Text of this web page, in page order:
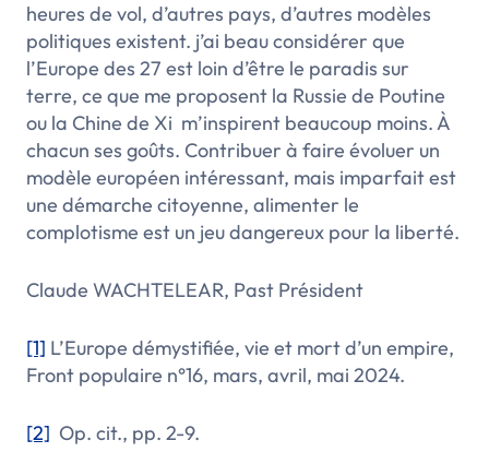
heures de vol, d’autres pays, d’autres modèles
politiques existent. j’ai beau considérer que
l’Europe des 27 est loin d’être le paradis sur
terre, ce que me proposent la Russie de Poutine
ou la Chine de Xi m’inspirent beaucoup moins. À
chacun ses goûts. Contribuer à faire évoluer un
modèle européen intéressant, mais imparfait est
une démarche citoyenne, alimenter le
complotisme est un jeu dangereux pour la liberté.
Claude WACHTELEAR, Past Président
[1] L’Europe démystifiée, vie et mort d’un empire,
Front populaire n°16, mars, avril, mai 2024.
[2] Op. cit., pp. 2-9.